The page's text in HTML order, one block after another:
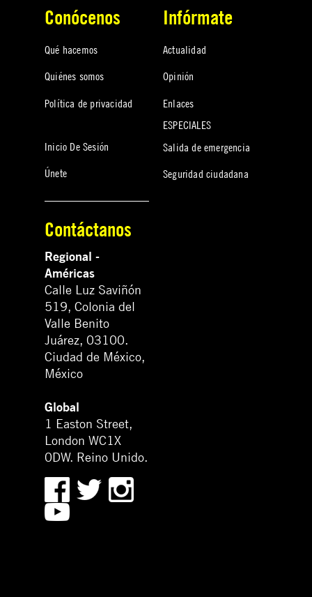
Conócenos
Qué hacemos
Quiénes somos
Política de privacidad
Inicio De Sesión
Únete
Infórmate
Actualidad
Opinión
Enlaces
ESPECIALES
Salida de emergencia
Seguridad ciudadana
Contáctanos
Regional -
Américas
Calle Luz Saviñón
519, Colonia del
Valle Benito
Juárez, 03100.
Ciudad de México,
México
Global
1 Easton Street,
London WC1X
0DW. Reino Unido.